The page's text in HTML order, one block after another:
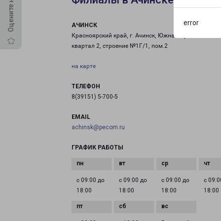
error
АЧИНСК
Красноярский край, г. Ачинск, Южная Промзона
квартал 2, строение №1Г/1, пом.2
на карте
ТЕЛЕФОН
8(39151) 5-700-5
EMAIL
achinsk@pecom.ru
ГРАФИК РАБОТЫ
с 09:00 до
18:00
с 09:00 до
18:00
с 09:00 до
18:00
с
18:00